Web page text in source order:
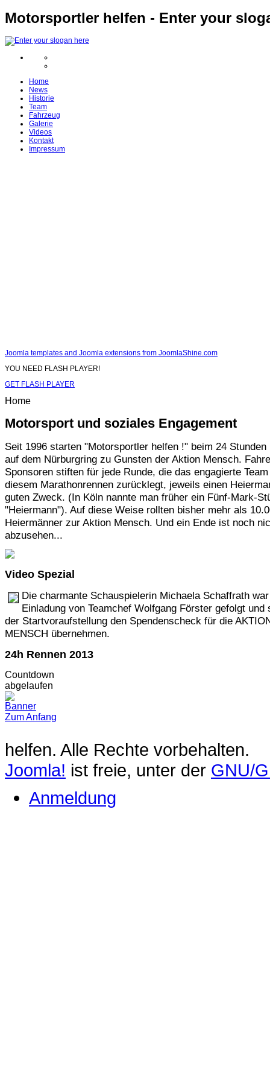
Motorsportler helfen - Enter your
Home
News
Historie
Team
Fahrzeug
Galerie
Videos
Kontakt
Impressum
Joomla templates and Joomla extensions from JoomlaShine.com
YOU NEED FLASH PLAYER!
GET FLASH PLAYER
Home
Motorsport und soziales Engagement
Seit 1996 starten "Motorsportler helfen !" beim 24 Stunden
auf dem Nürburgring zu Gunsten der Aktion Mensch.
Sponsoren stiften für jede Runde, die das engagierte
diesem Marathonrennen zurücklegt, jeweils einen
guten Zweck. (In Köln nannte man früher ein Fünf-Mark-
"Heiermann"). Auf diese Weise rollten bisher mehr als
Heiermänner zur Aktion Mensch. Und ein Ende ist noch
abzusehen...
Video Spezial
Die charmante Schauspielerin Michaela Schaffrath
Einladung von Teamchef Wolfgang Förster gefolgt und
der Startvoraufstellung den Spendenscheck für die
MENSCH übernehmen.
24h Rennen 2013
Countdown
abgelaufen
Zum Anfang
helfen. Alle Rechte vorbehalten.
Joomla! ist freie, unter der GNU/
Anmeldung